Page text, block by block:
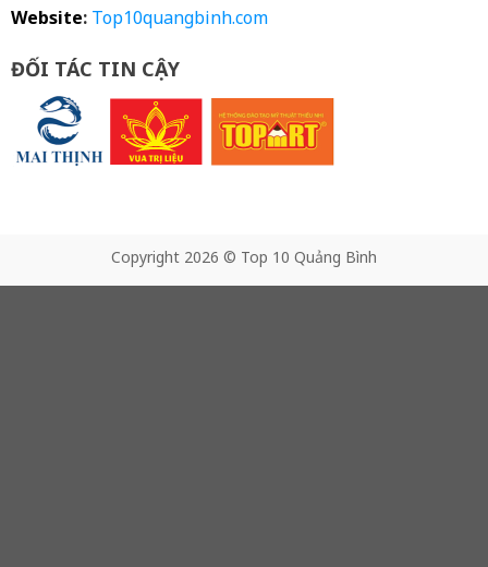
Website: Top10quangbinh.com
ĐỐI TÁC TIN CẬY
Copyright 2026 © Top 10 Quảng Bình